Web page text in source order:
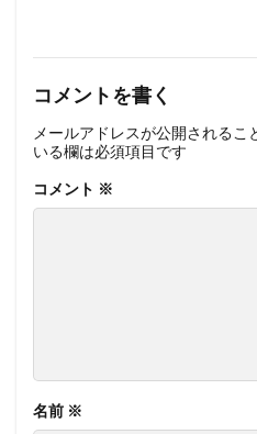
コメントを書く
メールアドレスが公開されるこ
いる欄は必須項目です
コメント ※
名前 ※